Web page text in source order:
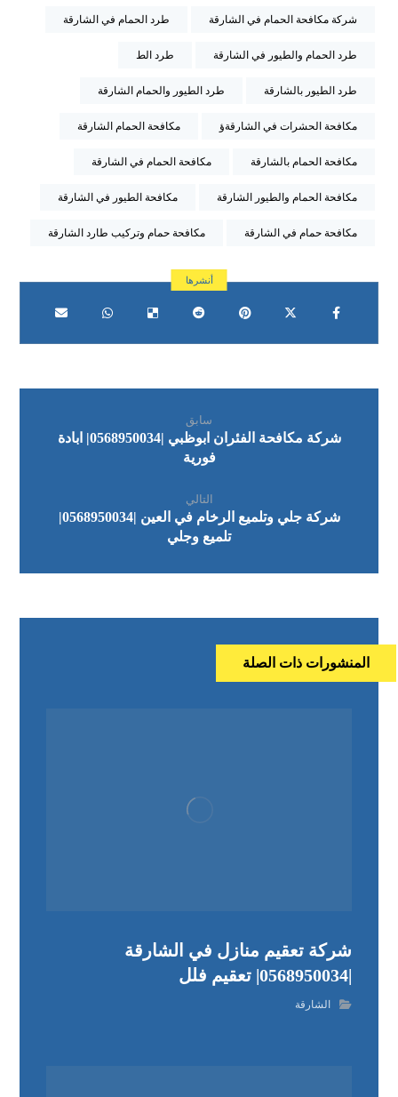
شركة مكافحة الحمام في الشارقة طرد الحمام في الشارقة
طرد الحمام والطيور في الشارقة طرد الط
طرد الطيور بالشارقة طرد الطيور والحمام الشارقة
مكافحة الحشرات في الشارقةؤ مكافحة الحمام الشارقة
مكافحة الحمام بالشارقة مكافحة الحمام في الشارقة
مكافحة الحمام والطيور الشارقة مكافحة الطيور في الشارقة
مكافحة حمام في الشارقة مكافحة حمام وتركيب طارد الشارقة
سابق
شركة مكافحة الفئران ابوظبي |0568950034| ابادة
فورية
التالي
تلميع وجلي
المنشورات ذات الصلة
شركة تعقيم منازل في الشارقة
|0568950034| تعقيم فلل
الشارقة